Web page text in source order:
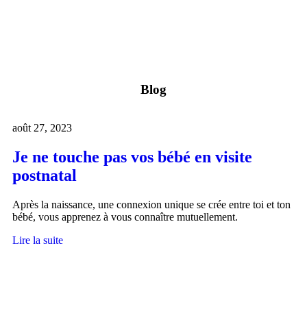
Blog
août 27, 2023
Je ne touche pas vos bébé en visite
postnatal
Après la naissance, une connexion unique se crée entre toi et ton
bébé, vous apprenez à vous connaître mutuellement.
Lire la suite